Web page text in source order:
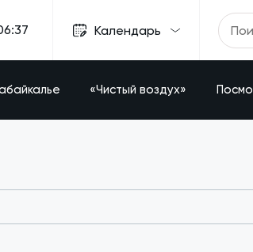
Календарь
«Чистый воздух»